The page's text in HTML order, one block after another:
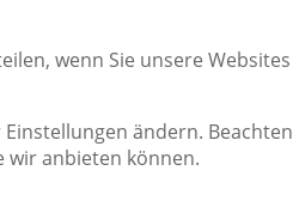
wenn Sie unsere
ändern.
wir anbieten können.